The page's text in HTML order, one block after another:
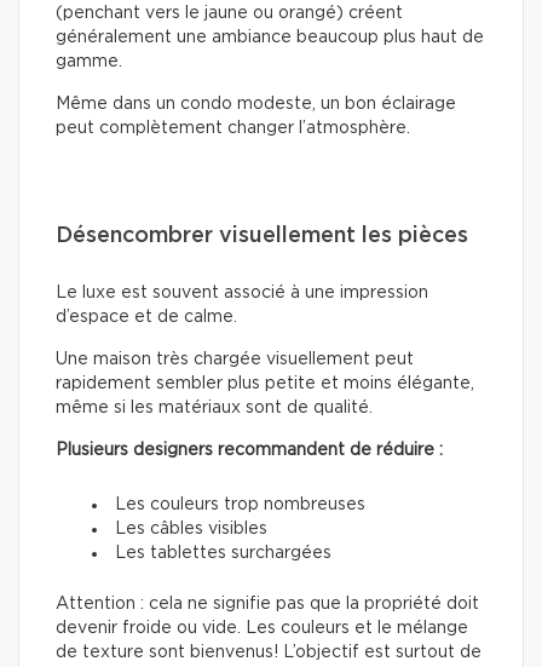
(penchant vers le jaune ou orangé) créent
généralement une ambiance beaucoup plus haut de
gamme.
Même dans un condo modeste, un bon éclairage
peut complètement changer l’atmosphère.
Désencombrer visuellement les pièces
Le luxe est souvent associé à une impression
d’espace et de calme.
Une maison très chargée visuellement peut
rapidement sembler plus petite et moins élégante,
même si les matériaux sont de qualité.
Plusieurs designers recommandent de réduire :
Les couleurs trop nombreuses
Les câbles visibles
Les tablettes surchargées
Attention : cela ne signifie pas que la propriété doit
devenir froide ou vide. Les couleurs et le mélange
de texture sont bienvenus! L’objectif est surtout de